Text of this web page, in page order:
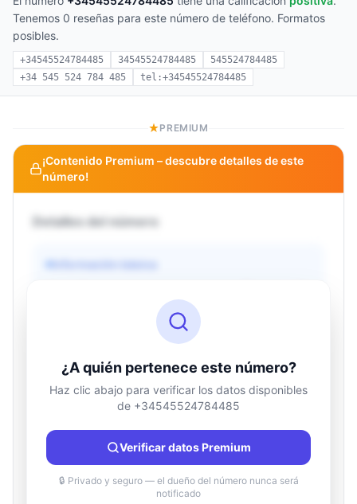
Tenemos 0 reseñas para este número de teléfono. Formatos
posibles.
+34545524784485 34545524784485
545524784485
+34 545 524 784 485
tel:+34545524784485
PREMIUM
¡Contenido Premium – descubre detalles de este
número!
Detalles del número
Información básica
Información de ubicación
País
Desconocido
Ciudad
Desconocido
Región
Desconocido
¿A quién pertenece este número?
Haz clic abajo para verificar los datos disponibles
de +34545524784485
Verificar datos Premium
🔒 Privado y seguro — el dueño del número nunca será
notificado